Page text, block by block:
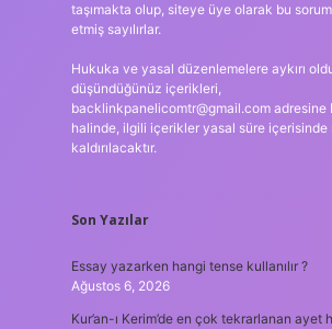
taşımakta olup, siteye üye olarak bu
etmiş sayılırlar.
Hukuka ve yasal düzenlemelere aykırı
düşündüğünüz içerikleri,
backlinkpanelicomtr@gmail.comadresine
halinde, ilgili içerikler yasal süre içerisinde
kaldırılacaktır.
Son Yazılar
Essay yazarken hangi tense kullanılır ?
Ağustos 6, 2026
Kur’an-ı Kerim’de en çok tekrarlanan ayet